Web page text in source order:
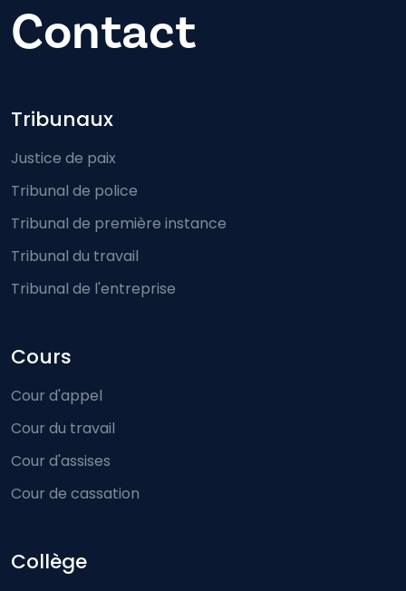
Contact
Footer-menu
Tribunaux
Justice de paix
Tribunal de police
Tribunal de première instance
Tribunal du travail
Tribunal de l'entreprise
Cours
Cour d'appel
Cour du travail
Cour d'assises
Cour de cassation
Collège